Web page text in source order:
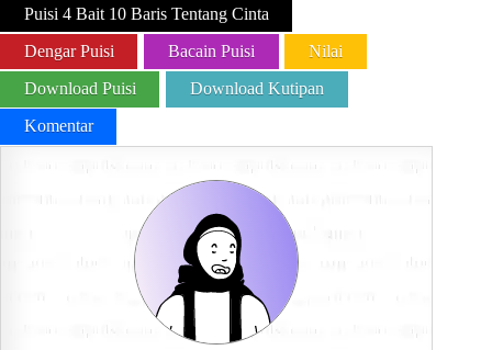
Puisi 4 Bait 10 Baris Tentang Cinta
Dengar Puisi Bacain Puisi Nilai
Download Puisi Download Kutipan
Komentar